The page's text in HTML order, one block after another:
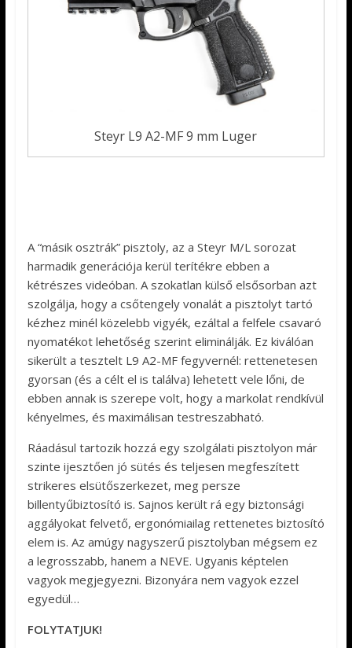
Steyr L9 A2-MF 9 mm Luger
A “másik osztrák” pisztoly, az a Steyr M/L sorozat
harmadik generációja kerül terítékre ebben a
kétrészes videóban. A szokatlan külső elsősorban azt
szolgálja, hogy a csőtengely vonalát a pisztolyt tartó
kézhez minél közelebb vigyék, ezáltal a felfele csavaró
nyomatékot lehetőség szerint eliminálják. Ez kiválóan
sikerült a tesztelt L9 A2-MF fegyvernél: rettenetesen
gyorsan (és a célt el is találva) lehetett vele lőni, de
ebben annak is szerepe volt, hogy a markolat rendkívül
kényelmes, és maximálisan testreszabható.
Ráadásul tartozik hozzá egy szolgálati pisztolyon már
szinte ijesztően jó sütés és teljesen megfeszített
strikeres elsütőszerkezet, meg persze
billentyűbiztosító is. Sajnos került rá egy biztonsági
aggályokat felvető, ergonómiailag rettenetes biztosító
elem is. Az amúgy nagyszerű pisztolyban mégsem ez
a legrosszabb, hanem a NEVE. Ugyanis képtelen
vagyok megjegyezni. Bizonyára nem vagyok ezzel
egyedül…
FOLYTATJUK!